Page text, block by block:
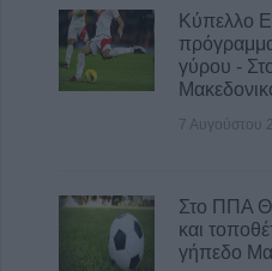
τοποθέτηση νέας
Μασχολουρίου
7 Αυγούστου 2026, 14:46
Αρείου Πάγου οι
7 Αυγούστου 2026, 14:26
Επιχορηγήσεις
Κύπελλο
γύρου -
7 Αυγούστου
Στο ΠΠΑ
και
γήπεδο